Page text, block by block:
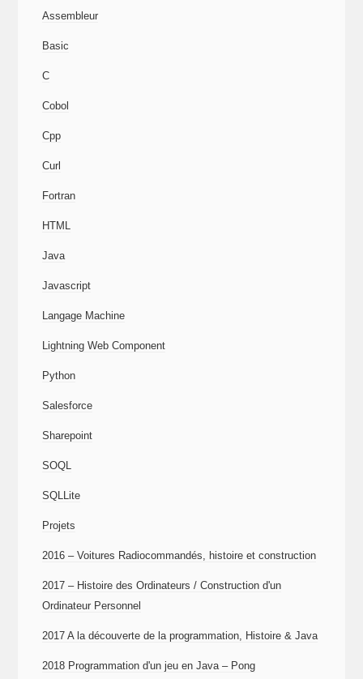
Assembleur
Basic
C
Cobol
Cpp
Curl
Fortran
HTML
Java
Javascript
Langage Machine
Lightning Web Component
Python
Salesforce
Sharepoint
SOQL
SQLLite
Projets
2016 – Voitures Radiocommandés, histoire et construction
2017 – Histoire des Ordinateurs / Construction d'un
Ordinateur Personnel
2017 A la découverte de la programmation, Histoire & Java
2018 Programmation d'un jeu en Java – Pong